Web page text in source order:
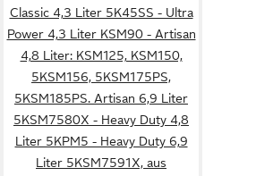
Classic 4,3 Liter 5K45SS - Ultra
Power 4,3 Liter KSM90 - Artisan
4,8 Liter: KSM125, KSM150,
5KSM156, 5KSM175PS,
5KSM185PS. Artisan 6,9 Liter
5KSM7580X - Heavy Duty 4,8
Liter 5KPM5 - Heavy Duty 6,9
Liter 5KSM7591X, aus